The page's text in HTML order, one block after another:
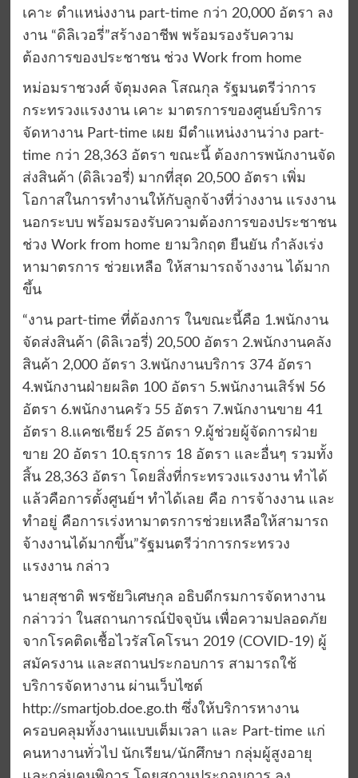
เคาะ ตำแหน่งงาน part-time กว่า 20,000 อัตรา ลง
งาน “ดิลิเวอรี่”สร้างอาชีพ พร้อมรองรับความ
ต้องการของประชาชน ช่วง Work from home
หม่อมราชวงศ์ จัตุมงคล โสณกุล รัฐมนตรีว่าการ
กระทรวงแรงงาน เคาะ มาตรการของศูนย์บริการ
จัดหางาน Part-time เผย มีตำแหน่งงานว่าง part-
time กว่า 28,363 อัตรา ขณะนี้ ต้องการพนักงานจัด
ส่งสินค้า (ดิลิเวอรี่) มากที่สุด 20,500 อัตรา เพิ่ม
โอกาสในการทำงานให้กับลูกจ้างที่ว่างงาน แรงงาน
นอกระบบ พร้อมรองรับความต้องการของประชาชน
ช่วง Work from home ยามวิกฤต ยืนยัน กำลังเร่ง
หามาตรการ ช่วยเหลือ ให้สามารถจ้างงาน ได้มาก
ขึ้น
“งาน part-time ที่ต้องการ ในขณะนี้คือ 1.พนักงาน
จัดส่งสินค้า (ดิลิเวอรี่) 20,500 อัตรา 2.พนักงานคลัง
สินค้า 2,000 อัตรา 3.พนักงานบริการ 374 อัตรา
4.พนักงานฝ่ายผลิต 100 อัตรา 5.พนักงานเสิร์ฟ 56
อัตรา 6.พนักงานครัว 55 อัตรา 7.พนักงานขาย 41
อัตรา 8.แคชเชียร์ 25 อัตรา 9.ผู้ช่วยผู้จัดการฝ่าย
ขาย 20 อัตรา 10.ธุรการ 18 อัตรา และอื่นๆ รวมทั้ง
สิ้น 28,363 อัตรา โดยสิ่งที่กระทรวงแรงงาน ทำได้
แล้วคือการตั้งศูนย์ฯ ทำได้เลย คือ การจ้างงาน และ
ทำอยู่ คือการเร่งหามาตรการช่วยเหลือให้สามารถ
จ้างงานได้มากขึ้น”รัฐมนตรีว่าการกระทรวง
แรงงาน กล่าว
นายสุชาติ พรชัยวิเศษกุล อธิบดีกรมการจัดหางาน
กล่าวว่า ในสถานการณ์ปัจจุบัน เพื่อความปลอดภัย
จากโรคติดเชื้อไวรัสโคโรนา 2019 (COVID-19) ผู้
สมัครงาน และสถานประกอบการ สามารถใช้
บริการจัดหางาน ผ่านเว็บไซต์
http://smartjob.doe.go.th ซึ่งให้บริการหางาน
ครอบคลุมทั้งงานแบบเต็มเวลา และ Part-time แก่
คนหางานทั่วไป นักเรียน/นักศึกษา กลุ่มผู้สูงอายุ